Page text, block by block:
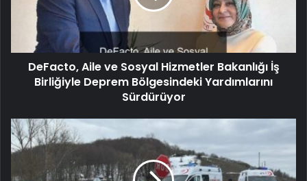
DeFacto, Aile ve Sosyal Hizmetler Bakanlığı İş
Birliğiyle Deprem Bölgesindeki Yardımlarını
Sürdürüyor